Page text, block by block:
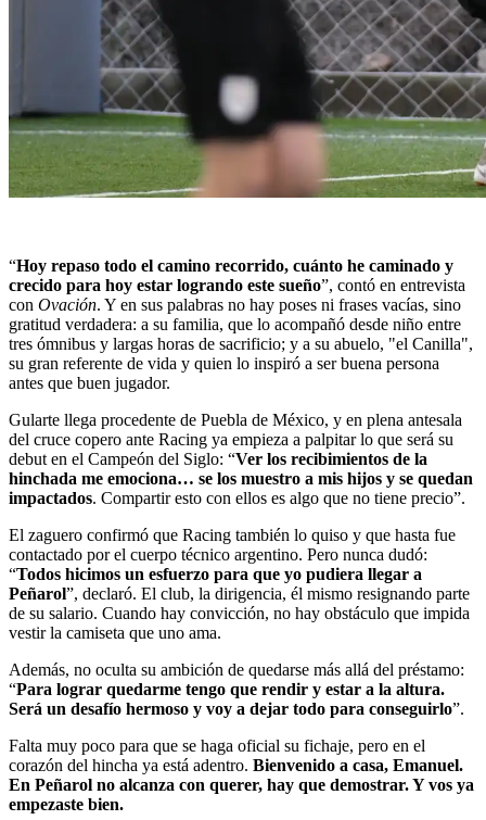
“Hoy repaso todo el camino recorrido, cuánto he caminado y
crecido para hoy estar logrando este sueño”, contó en entrevista
con Ovación. Y en sus palabras no hay poses ni frases vacías, sino
gratitud verdadera: a su familia, que lo acompañó desde niño entre
tres ómnibus y largas horas de sacrificio; y a su abuelo, "el Canilla",
su gran referente de vida y quien lo inspiró a ser buena persona
antes que buen jugador.
Gularte llega procedente de Puebla de México, y en plena antesala
del cruce copero ante Racing ya empieza a palpitar lo que será su
debut en el Campeón del Siglo: “Ver los recibimientos de la
hinchada me emociona… se los muestro a mis hijos y se quedan
impactados. Compartir esto con ellos es algo que no tiene precio”.
El zaguero confirmó que Racing también lo quiso y que hasta fue
contactado por el cuerpo técnico argentino. Pero nunca dudó:
“Todos hicimos un esfuerzo para que yo pudiera llegar a
Peñarol”, declaró. El club, la dirigencia, él mismo resignando parte
de su salario. Cuando hay convicción, no hay obstáculo que impida
vestir la camiseta que uno ama.
Además, no oculta su ambición de quedarse más allá del préstamo:
“Para lograr quedarme tengo que rendir y estar a la altura.
Será un desafío hermoso y voy a dejar todo para conseguirlo”.
Falta muy poco para que se haga oficial su fichaje, pero en el
corazón del hincha ya está adentro. Bienvenido a casa, Emanuel.
En Peñarol no alcanza con querer, hay que demostrar. Y vos ya
empezaste bien.